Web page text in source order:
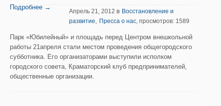
Подробнее →
Апрель 21, 2012 в Восстановление и
развитие, Пресса о нас, просмотров: 1589
Парк «Юбилейный» и площадь перед Центром внешкольной
работы 21апреля стали местом проведения общегородского
субботника. Его организаторами выступили исполком
городского совета, Краматорский клуб предпринимателей,
общественные организации.